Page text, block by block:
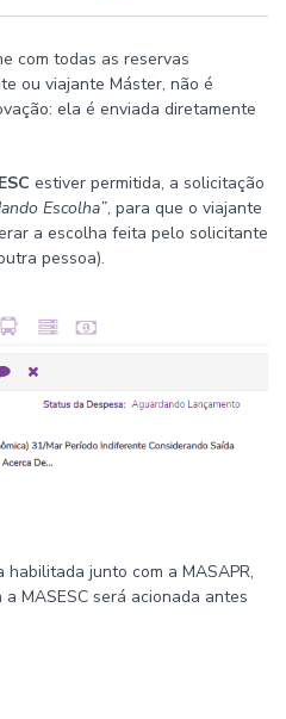
com todas as reservas
ou viajante Máster, não é
ela é enviada diretamente
estiver permitida, a solicitação
Escolha”, para que o viajante
a escolha feita pelo solicitante
pessoa).
habilitada junto com a MASAPR,
MASESC será acionada antes